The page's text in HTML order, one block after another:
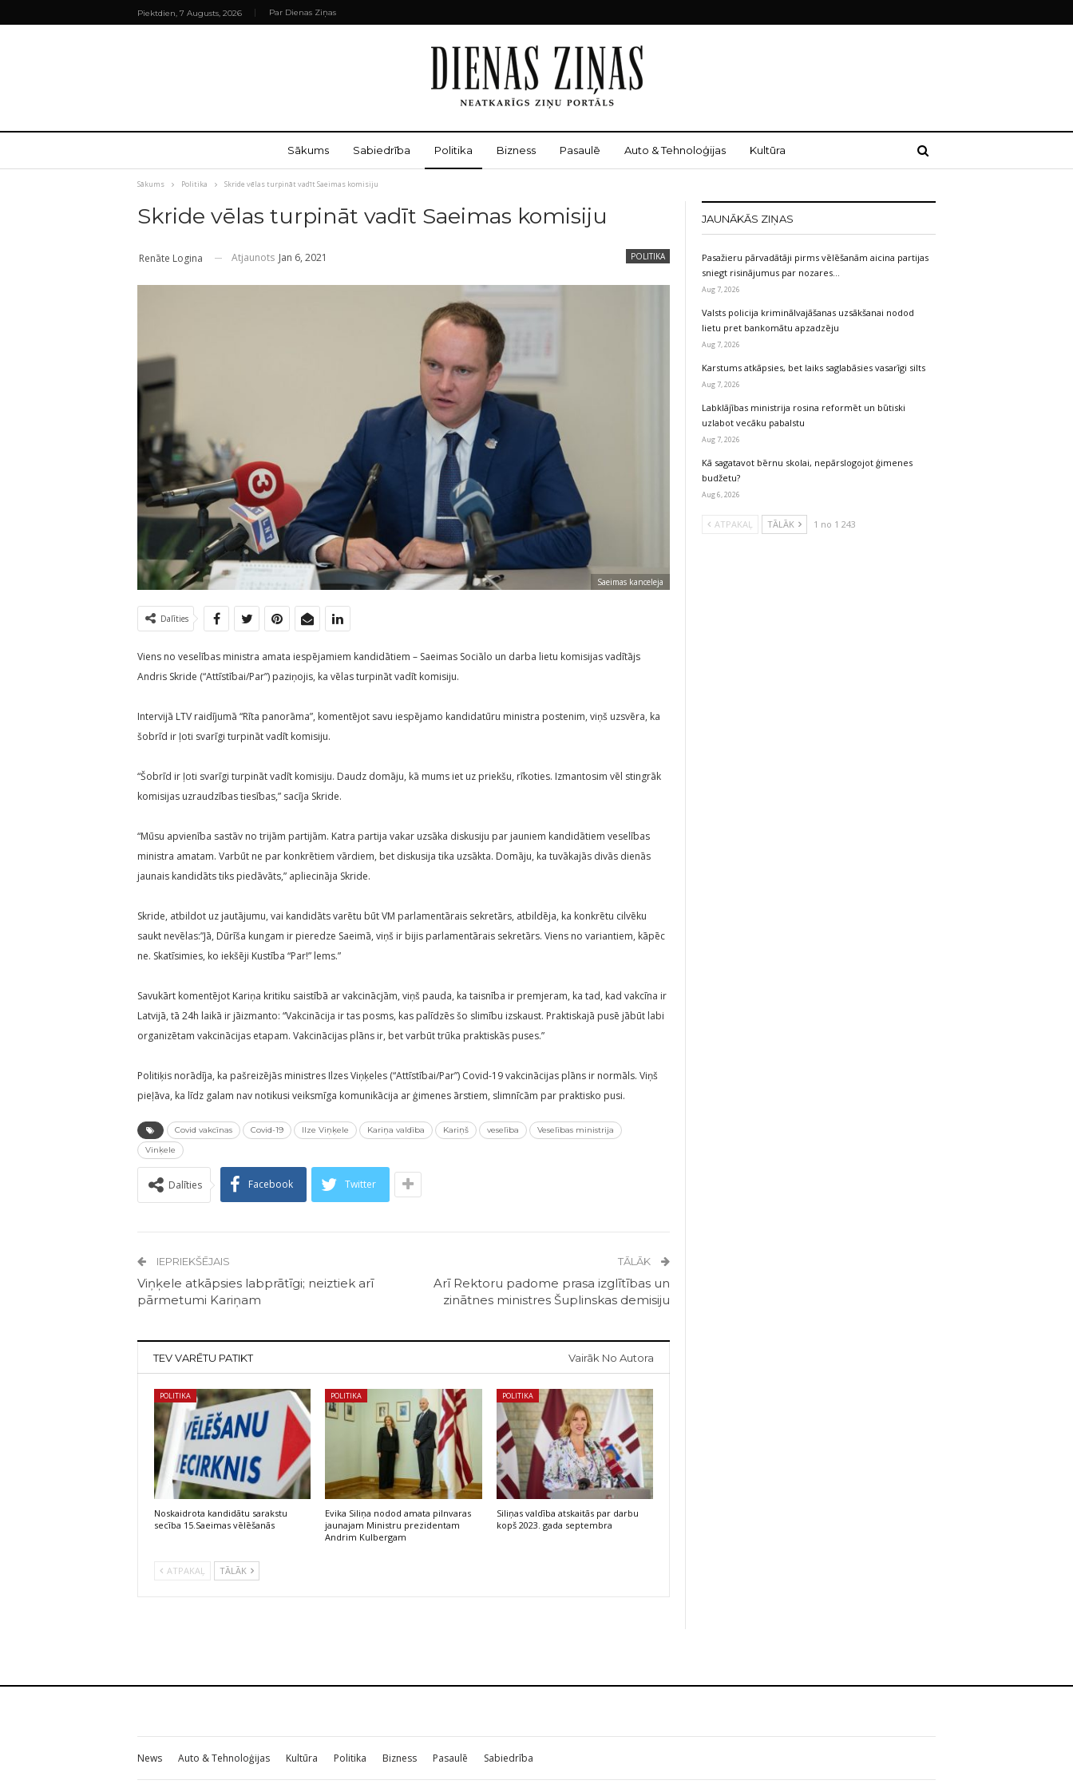
Piektdien, 7 Augusts, 2026 Par Dienas Ziņas
Sākums Sabiedrība Politika Bizness Pasaulē Auto & Tehnoloģijas Kultūra
Sākums Politika Skride vēlas turpināt vadīt Saeimas komisiju
Skride vēlas turpināt vadīt Saeimas komisiju
POLITIKA
Renāte Logina Atjaunots Jan 6, 2021
Saeimas kanceleja
Dalīties
Viens no veselības ministra amata iespējamiem kandidātiem – Saeimas Sociālo un darba lietu komisijas vadītājs
Andris Skride (“Attīstībai/Par”) paziņojis, ka vēlas turpināt vadīt komisiju.
Intervijā LTV raidījumā “Rīta panorāma”, komentējot savu iespējamo kandidatūru ministra postenim, viņš uzsvēra, ka
šobrīd ir ļoti svarīgi turpināt vadīt komisiju.
“Šobrīd ir ļoti svarīgi turpināt vadīt komisiju. Daudz domāju, kā mums iet uz priekšu, rīkoties. Izmantosim vēl stingrāk
komisijas uzraudzības tiesības,” sacīja Skride.
“Mūsu apvienība sastāv no trijām partijām. Katra partija vakar uzsāka diskusiju par jauniem kandidātiem veselības
ministra amatam. Varbūt ne par konkrētiem vārdiem, bet diskusija tika uzsākta. Domāju, ka tuvākajās divās dienās
jaunais kandidāts tiks piedāvāts,” apliecināja Skride.
Skride, atbildot uz jautājumu, vai kandidāts varētu būt VM parlamentārais sekretārs, atbildēja, ka konkrētu cilvēku
saukt nevēlas:”Jā, Dūrīša kungam ir pieredze Saeimā, viņš ir bijis parlamentārais sekretārs. Viens no variantiem, kāpēc
ne. Skatīsimies, ko iekšēji Kustība “Par!” lems.”
Savukārt komentējot Kariņa kritiku saistībā ar vakcinācjām, viņš pauda, ka taisnība ir premjeram, ka tad, kad vakcīna ir
Latvijā, tā 24h laikā ir jāizmanto: “Vakcinācija ir tas posms, kas palīdzēs šo slimību izskaust. Praktiskajā pusē jābūt labi
organizētam vakcinācijas etapam. Vakcinācijas plāns ir, bet varbūt trūka praktiskās puses.”
Politiķis norādīja, ka pašreizējās ministres Ilzes Viņķeles (“Attīstībai/Par”) Covid-19 vakcinācijas plāns ir normāls. Viņš
pieļāva, ka līdz galam nav notikusi veiksmīga komunikācija ar ģimenes ārstiem, slimnīcām par praktisko pusi.
Covid vakcīnas Covid-19 Ilze Viņķele Kariņa valdība Kariņš veselība
Veselības ministrija
Vinķele
Dalīties Facebook Twitter
IEPRIEKŠĒJAIS
Viņķele atkāpsies labprātīgi; neiztiek arī
pārmetumi Kariņam
TĀLĀK
Arī Rektoru padome prasa izglītības un
zinātnes ministres Šuplinskas demisiju
TEV VARĒTU PATIKT Vairāk No Autora
POLITIKA
Noskaidrota kandidātu sarakstu
secība 15.Saeimas vēlēšanās
POLITIKA
Evika Siliņa nodod amata pilnvaras
jaunajam Ministru prezidentam
Andrim Kulbergam
POLITIKA
Siliņas valdība atskaitās par darbu
kopš 2023. gada septembra
ATPAKAĻ TĀLĀK
JAUNĀKĀS ZIŅAS
Pasažieru pārvadātāji pirms vēlēšanām aicina partijas
sniegt risinājumus par nozares…
Aug 7, 2026
Valsts policija kriminālvajāšanas uzsākšanai nodod
lietu pret bankomātu apzadzēju
Aug 7, 2026
Karstums atkāpsies, bet laiks saglabāsies vasarīgi silts
Aug 7, 2026
Labklājības ministrija rosina reformēt un būtiski
uzlabot vecāku pabalstu
Aug 7, 2026
Kā sagatavot bērnu skolai, nepārslogojot ģimenes
budžetu?
Aug 6, 2026
ATPAKAĻ TĀLĀK 1 no 1 243
News Auto & Tehnoloģijas Kultūra Politika Bizness Pasaulē Sabiedrība